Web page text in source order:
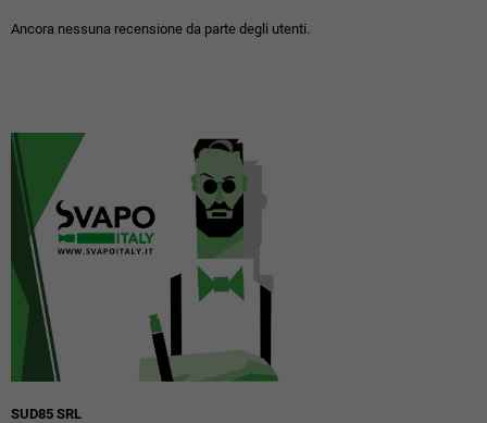
Ancora nessuna recensione da parte degli utenti.
SUD85 SRL